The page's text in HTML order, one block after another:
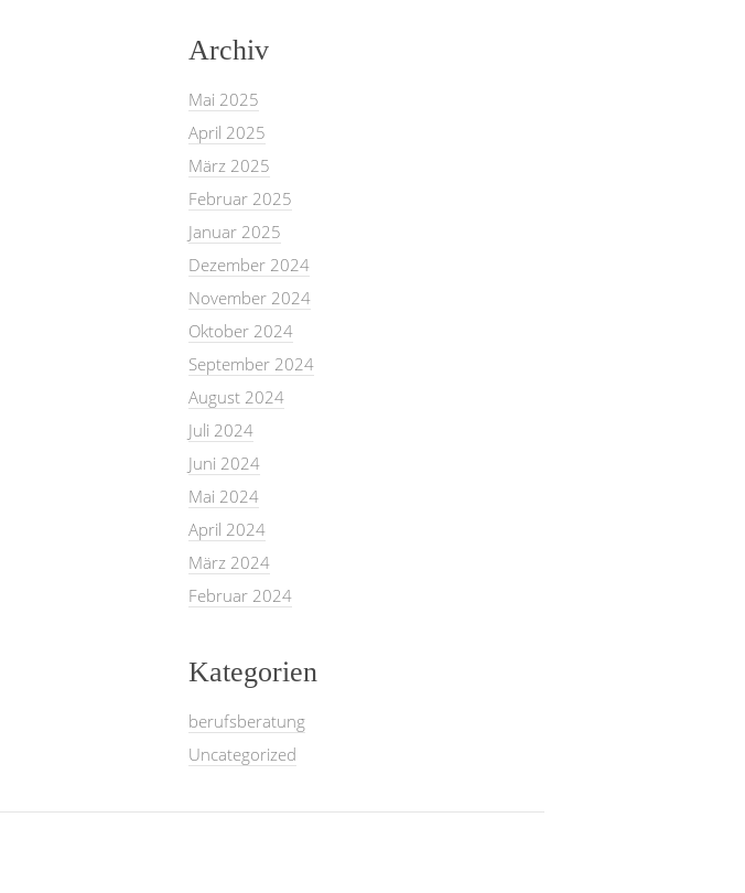
Archiv
Mai 2025
April 2025
März 2025
Februar 2025
Januar 2025
Dezember 2024
November 2024
Oktober 2024
September 2024
August 2024
Juli 2024
Juni 2024
Mai 2024
April 2024
März 2024
Februar 2024
Kategorien
berufsberatung
Uncategorized